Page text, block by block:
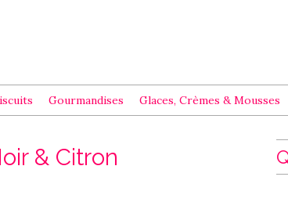
Gourmandises Glaces, Crèmes & Mousses
& Citron